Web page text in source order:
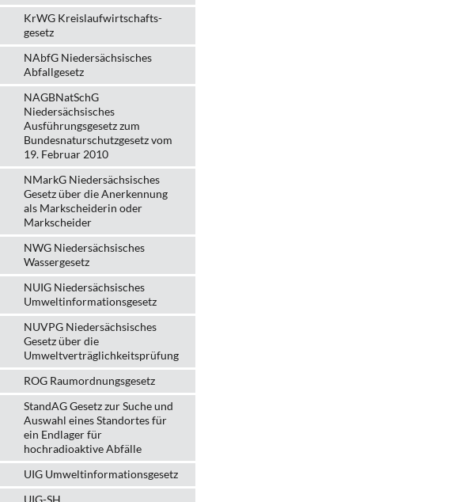
KrWG Kreislaufwirtschafts­
gesetz
NAbfG Niedersächsisches
Abfallgesetz
NAGBNatSchG
Niedersächsisches
Ausführungsgesetz zum
Bundesnaturschutzgesetz vom
19. Februar 2010
NMarkG Niedersächsisches
Gesetz über die Anerkennung
als Markscheiderin oder
Markscheider
NWG Niedersächsisches
Wassergesetz
NUIG Niedersächsisches
Umweltinformationsgesetz
NUVPG Niedersächsisches
Gesetz über die
Umweltverträglichkeitsprüfung
ROG Raumordnungsgesetz
StandAG Gesetz zur Suche und
Auswahl eines Standortes für
ein Endlager für
hochradioaktive Abfälle
UIG Umweltinformationsgesetz
UIG-SH